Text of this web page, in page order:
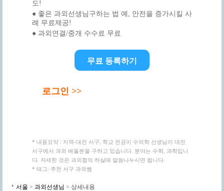
도!
● 좋은 과외선생님구하는 법 예, 안전을 증가시킬 사
례 무료제공!
● 과외연결/중개 수수료 무료
무료 등록하기
로그인 >>
* 내용요약 : 지역-대전 서구, 학교 전공이 수의학 선생님이 대전
서구에서 과외 배울분을 구하고 있습니다. 분야는 수학, 과학입니
다. 자세한 것은 과외협의 하실때 말씀나누시면 됩니다.
* 태그: 추천 서구 과외쌤
서울 > 과외선생님 > 상세내용